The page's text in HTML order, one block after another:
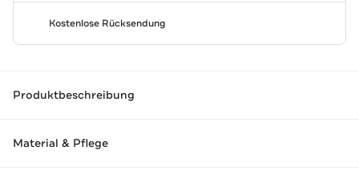
Kostenlose Rücksendung
Produktbeschreibung
Material & Pflege